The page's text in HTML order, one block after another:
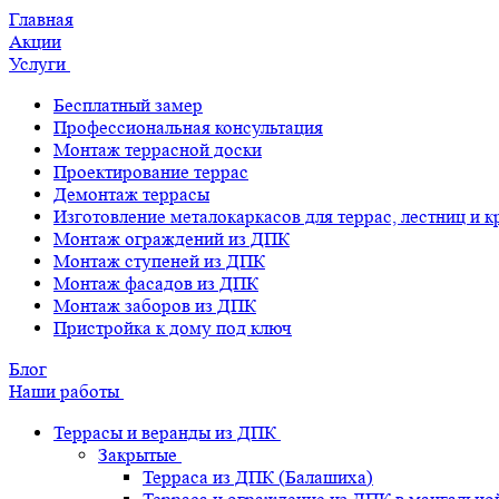
Главная
Акции
Услуги
Бесплатный замер
Профессиональная консультация
Монтаж террасной доски
Проектирование террас
Демонтаж террасы
Изготовление металокаркасов для террас, лестниц и
Монтаж ограждений из ДПК
Монтаж ступеней из ДПК
Монтаж фасадов из ДПК
Монтаж заборов из ДПК
Пристройка к дому под ключ
Блог
Наши работы
Террасы и веранды из ДПК
Закрытые
Терраса из ДПК (Балашиха)